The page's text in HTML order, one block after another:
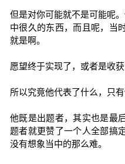
但是对你可能就不是可能呢
中很久的东西，而且呢，当
就是啊。
愿望终于实现了，或者是收获
所以究竟他代表了什么，只
他既是出题者，其实也是最
题者就更赞了一个人全部搞
没有想象当中的那么难。